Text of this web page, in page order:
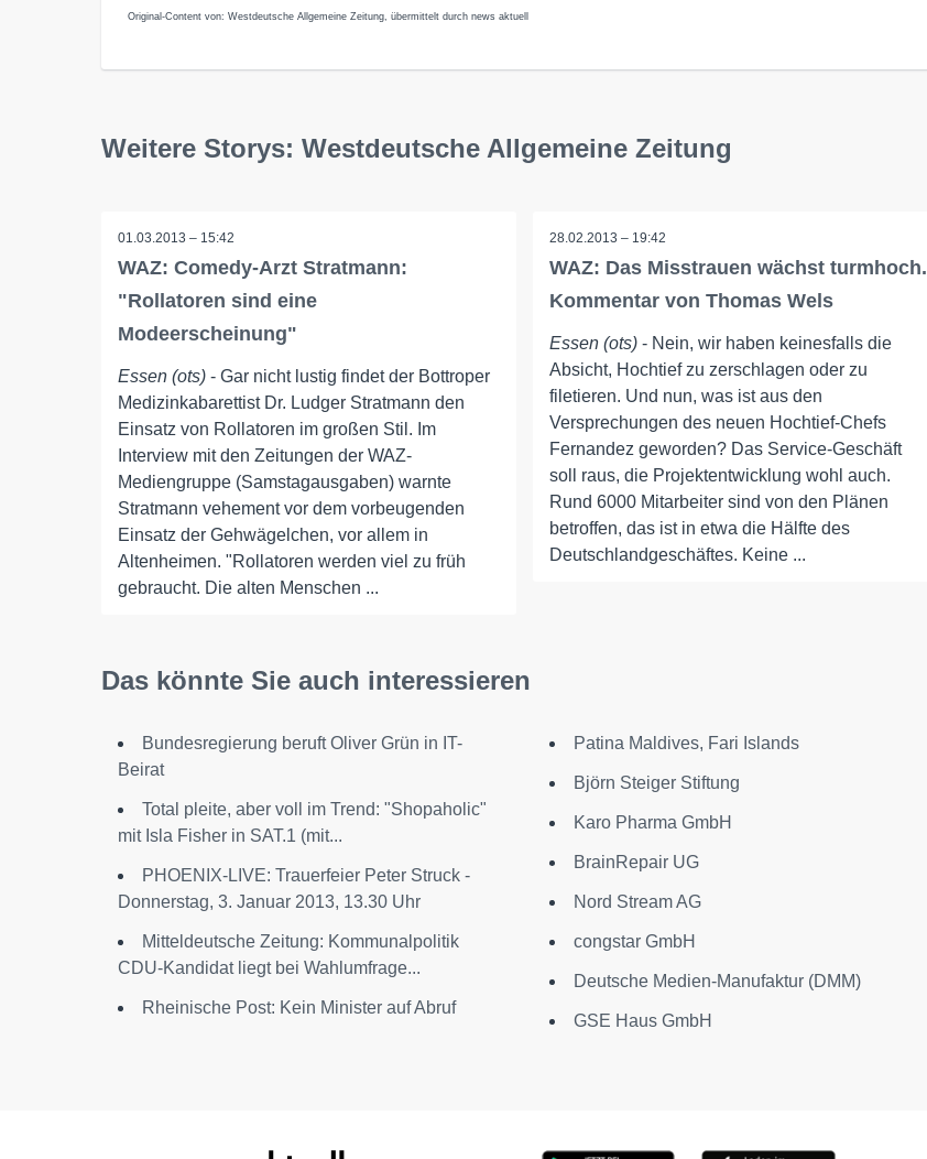
Original-Content von: Westdeutsche Allgemeine Zeitung, übermittelt durch news aktuell
Weitere Storys: Westdeutsche Allgemeine Zeitung
01.03.2013 – 15:42
WAZ: Comedy-Arzt Stratmann:
"Rollatoren sind eine
Modeerscheinung"
Essen (ots) - Gar nicht lustig findet der Bottroper
Medizinkabarettist Dr. Ludger Stratmann den
Einsatz von Rollatoren im großen Stil. Im
Interview mit den Zeitungen der WAZ-
Mediengruppe (Samstagausgaben) warnte
Stratmann vehement vor dem vorbeugenden
Einsatz der Gehwägelchen, vor allem in
Altenheimen. "Rollatoren werden viel zu früh
gebraucht. Die alten Menschen ...
28.02.2013 – 19:42
WAZ: Das Misstrauen wächst turmhoch.
Kommentar von Thomas Wels
Essen (ots)- Nein, wir haben keinesfalls die
Absicht, Hochtief zu zerschlagen oder zu
filetieren. Und nun, was ist aus den
Versprechungen des neuen Hochtief-Chefs
Fernandez geworden? Das Service-Geschäft
soll raus, die Projektentwicklung wohl auch.
Rund 6000 Mitarbeiter sind von den Plänen
betroffen, das ist in etwa die Hälfte des
Deutschlandgeschäftes. Keine ...
Das könnte Sie auch interessieren
Bundesregierung beruft Oliver Grün in IT-
Beirat
Total pleite, aber voll im Trend: "Shopaholic"
mit Isla Fisher in SAT.1 (mit...
PHOENIX-LIVE: Trauerfeier Peter Struck -
Donnerstag, 3. Januar 2013, 13.30 Uhr
Mitteldeutsche Zeitung: Kommunalpolitik
CDU-Kandidat liegt bei Wahlumfrage...
Rheinische Post: Kein Minister auf Abruf
Patina Maldives, Fari Islands
Björn Steiger Stiftung
Karo Pharma GmbH
BrainRepair UG
Nord Stream AG
congstar GmbH
Deutsche Medien-Manufaktur (DMM)
GSE Haus GmbH